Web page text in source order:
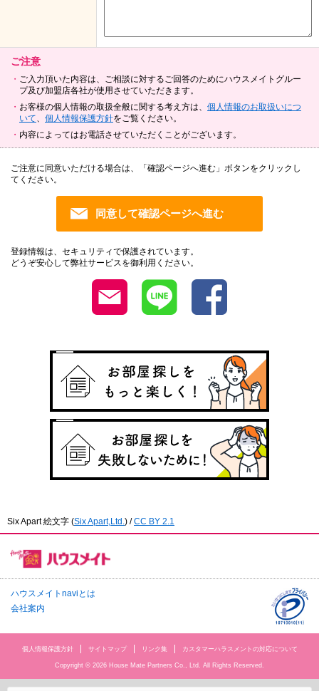
ご注意
ご入力頂いた内容は、ご相談に対するご回答のためにハウスメイトグルー
プ及び加盟店各社が使用させていただきます。
お客様の個人情報の取扱全般に関する考え方は、 個人情報のお取扱いにつ
いて
個人情報保護方針をご覧ください。
内容によってはお電話させていただくことがございます。
ご注意に同意いただける場合は、「確認ページへ進む」ボタンをクリックし
てください。
登録情報は、セキュリティで保護されています。
どうぞ安心して弊社サービスを御利用ください。
Six Apart 絵文字 (Six Apart,Ltd. ) /CC BY 2.1
ハウスメイトnaviとは
会社案内
個人情報保護方針 サイトマップ リンク集 カスタマーハラスメントの対応について
Copyright © 2026 House Mate Partners Co., Ltd. All Rights Reserved.